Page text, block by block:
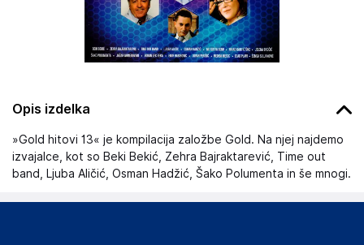
Opis izdelka
»Gold hitovi 13« je kompilacija založbe Gold. Na njej najdemo
izvajalce, kot so Beki Bekić, Zehra Bajraktarević, Time out
band, Ljuba Aličić, Osman Hadžić, Šako Polumenta in še mnogi.